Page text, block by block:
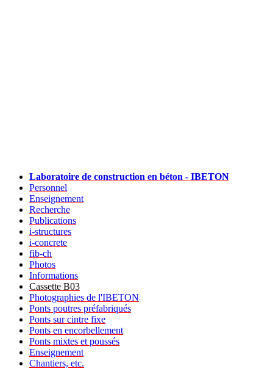
Laboratoire de construction en béton - IBETON
Personnel
Enseignement
Recherche
Publications
i-structures
i-concrete
fib-ch
Photos
Informations
Cassette B03
Photographies de l'IBETON
Ponts poutres préfabriqués
Ponts sur cintre fixe
Ponts en encorbellement
Ponts mixtes et poussés
Enseignement
Chantiers, etc.